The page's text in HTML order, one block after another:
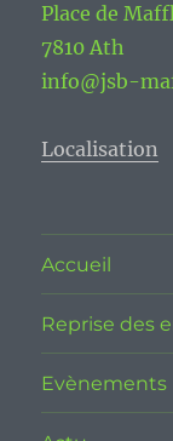
Place de
7810 Ath
info@jsb-
Localisation
Accueil
Reprise des
Evènements